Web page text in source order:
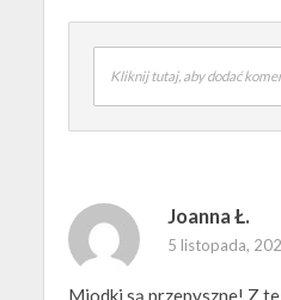
Kliknij tutaj, aby dodać
Joanna Ł.
5 listopada,